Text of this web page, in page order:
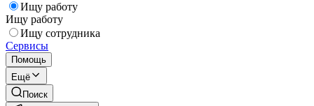
Ищу работу
Ищу работу
Ищу сотрудника
Сервисы
Помощь
Ещё
Поиск